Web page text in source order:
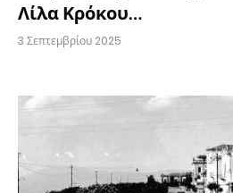
Λίλα Κρόκου…
3 Σεπτεμβρίου 2025